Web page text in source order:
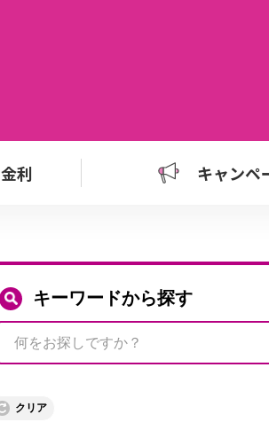
金利 キャンペ
キーワードから探す
クリア